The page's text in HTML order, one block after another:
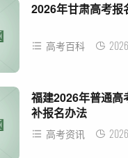
2026年甘肃高考报
高考百科
福建2026年普通高
补报名办法
高考资讯